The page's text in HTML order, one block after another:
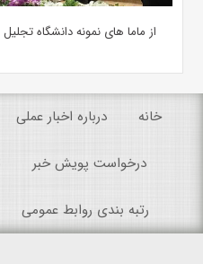
از ماما های نمونه دانشگاه
خانه درباره اخبار عملی
درخواست پویش خبر
رتبه بندی روابط عمومی